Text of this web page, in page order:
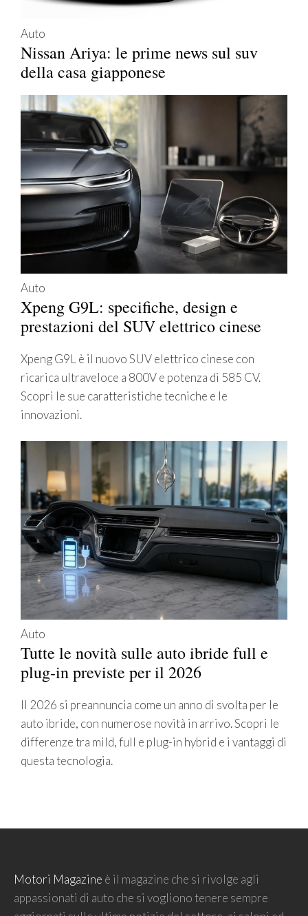
Auto
Nissan Ariya: le prime news sul suv
della casa giapponese
Auto
Xpeng G9L: specifiche, design e
prestazioni del SUV elettrico cinese
Xpeng G9L è il nuovo SUV elettrico cinese con
ricarica ultraveloce a 800V e potenza di 585 CV.
Scopri le sue caratteristiche tecniche e le
innovazioni.
Auto
Tutte le novità sulle auto ibride full e
plug-in previste per il 2026
Il 2026 si preannuncia come un anno di svolta per le
auto ibride, con numerose novità in arrivo. Scopri le
differenze tra mild, full e plug-in hybrid e i vantaggi di
questa tecnologia.
Motori Magazine è il magazine che si rivolge agli
appassionati di auto che si vogliono tenere sempre